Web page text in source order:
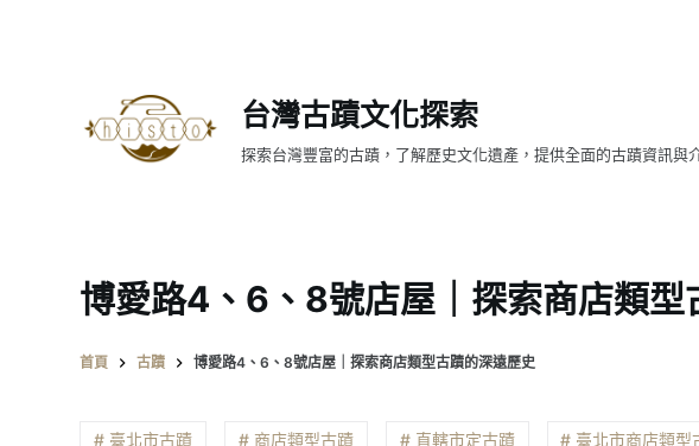
台灣古蹟文化探索
探索台灣豐富的古蹟，了解歷史文化遺產，提供全面的古蹟資訊與
博愛路4、6、8號店屋｜探索商店類型
首頁 古蹟 博愛路4、6、8號店屋｜探索商店類型古蹟的深遠歷史
# 臺北市古蹟 # 商店類型古蹟 # 直轄市定古蹟 # 臺北市商店類型